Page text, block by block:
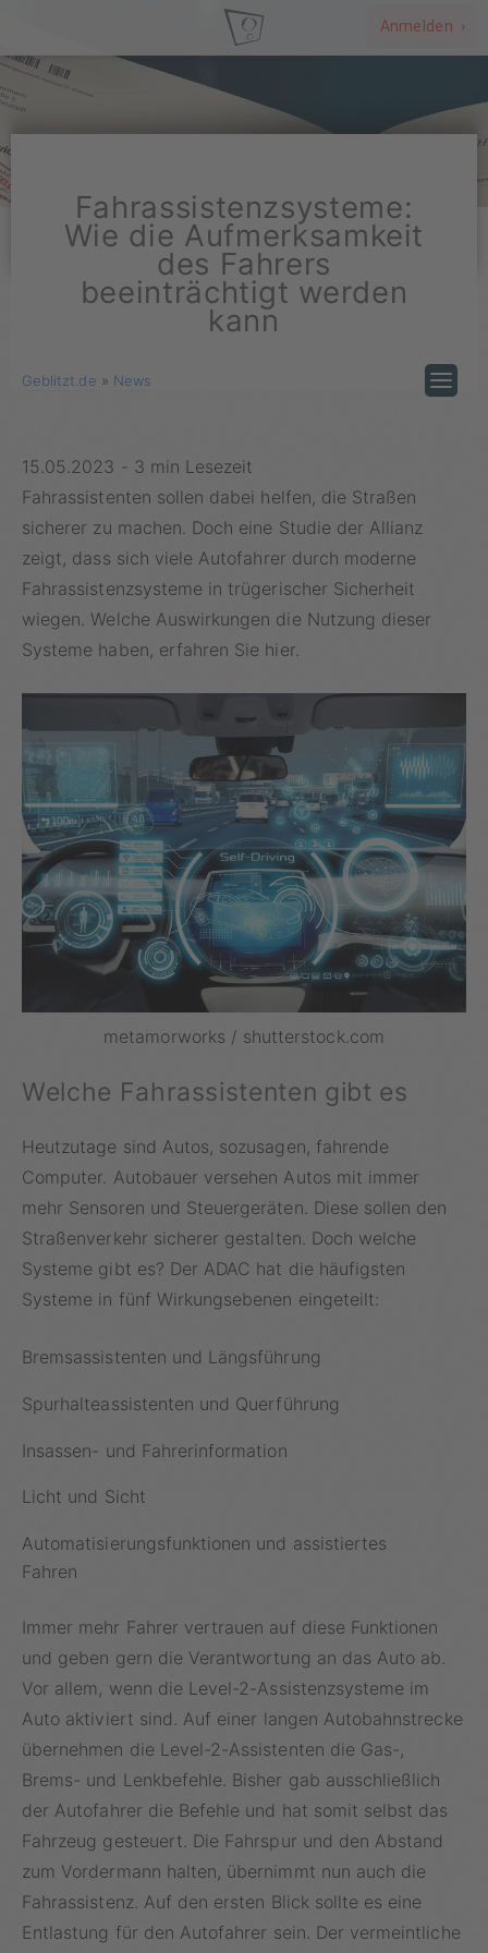
Anmelden ›
Fahrassistenzsysteme:
Wie die Aufmerksamkeit
des Fahrers
beeinträchtigt werden
kann
Geblitzt.de » News
15.05.2023 - 3 min Lesezeit
Fahrassistenten sollen dabei helfen, die Straßen
sicherer zu machen. Doch eine Studie der Allianz
zeigt, dass sich viele Autofahrer durch moderne
Fahrassistenzsysteme in trügerischer Sicherheit
wiegen. Welche Auswirkungen die Nutzung dieser
Systeme haben, erfahren Sie hier.
metamorworks / shutterstock.com
Welche Fahrassistenten gibt es
Heutzutage sind Autos, sozusagen, fahrende
Computer. Autobauer versehen Autos mit immer
mehr Sensoren und Steuergeräten. Diese sollen den
Straßenverkehr sicherer gestalten. Doch welche
Systeme gibt es? Der ADAC hat die häufigsten
Systeme in fünf Wirkungsebenen eingeteilt:
Bremsassistenten und Längsführung
Spurhalteassistenten und Querführung
Insassen- und Fahrerinformation
Licht und Sicht
Automatisierungsfunktionen und assistiertes
Fahren
Immer mehr Fahrer vertrauen auf diese Funktionen
und geben gern die Verantwortung an das Auto ab.
Vor allem, wenn die Level-2-Assistenzsysteme im
Auto aktiviert sind. Auf einer langen Autobahnstrecke
übernehmen die Level-2-Assistenten die Gas-,
Brems- und Lenkbefehle. Bisher gab ausschließlich
der Autofahrer die Befehle und hat somit selbst das
Fahrzeug gesteuert. Die Fahrspur und den Abstand
zum Vordermann halten, übernimmt nun auch die
Fahrassistenz. Auf den ersten Blick sollte es eine
Entlastung für den Autofahrer sein. Der vermeintliche